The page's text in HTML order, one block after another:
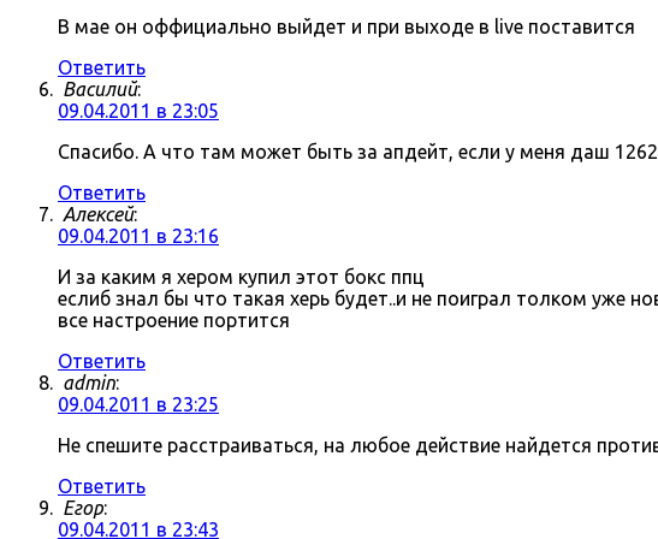
В мае он оффициально выйдет и при выходе в live поставится
Ответить
Василий:
09.04.2011 в 23:05
Спасибо. А что там может быть за апдейт, если у меня даш
Ответить
Алексей:
09.04.2011 в 23:16
И за каким я хером купил этот бокс ппц
еслиб знал бы что такая херь будет..и не поиграл толком уже
все настроение портится
Ответить
admin:
09.04.2011 в 23:25
Не спешите расстраиваться, на любое действие найдется
Ответить
Егор:
09.04.2011 в 23:43